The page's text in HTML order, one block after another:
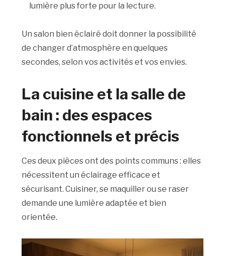
lumière plus forte pour la lecture.
Un salon bien éclairé doit donner la possibilité
de changer d’atmosphère en quelques
secondes, selon vos activités et vos envies.
La cuisine et la salle de
bain : des espaces
fonctionnels et précis
Ces deux pièces ont des points communs : elles
nécessitent un éclairage efficace et
sécurisant. Cuisiner, se maquiller ou se raser
demande une lumière adaptée et bien
orientée.